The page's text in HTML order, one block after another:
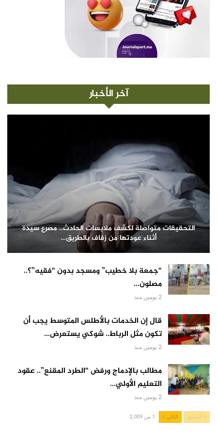
آخر الأخبار
التحقيقات متواصلة لكشف ملابسات الحادث.. مصرع سيدة
أثناء عودتها من زفاف بالطريق…
“جمعة بلا خطيب” ومسجد بدون “فقيه”؟..
مصلون…
2 يومين منذ
قال إن الخدمات بالأطلس المتوسط يجب أن
تكون مثل الرباط.. شوكي يستعرض…
2 يومين منذ
مطالب بالإدماج ورفض “الطرد المقنع”.. عقود
التعليم الأولي…
2 يومين منذ
السابق التالي 1 من 2,009